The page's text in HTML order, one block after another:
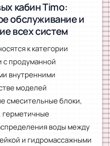
кабин Timo:
обслуживание и
всех систем
к категории
с продуманной
внутренними
моделей
смесительные блоки,
воды между
и гидромассажными